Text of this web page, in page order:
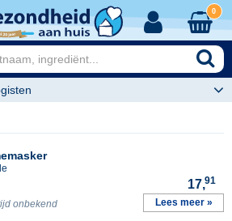
0
17,91
onbekend Lees meer »